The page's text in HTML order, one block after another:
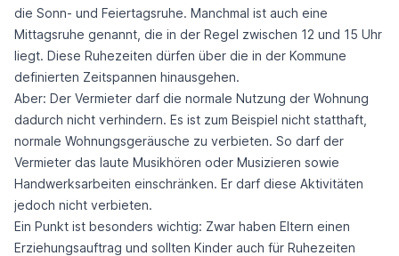
die Sonn- und Feiertagsruhe. Manchmal ist auch eine
Mittagsruhe genannt, die in der Regel zwischen 12 und 15 Uhr
liegt. Diese Ruhezeiten dürfen über die in der Kommune
definierten Zeitspannen hinausgehen.
Aber: Der Vermieter darf die normale Nutzung der Wohnung
dadurch nicht verhindern. Es ist zum Beispiel nicht statthaft,
normale Wohnungsgeräusche zu verbieten. So darf der
Vermieter das laute Musikhören oder Musizieren sowie
Handwerksarbeiten einschränken. Er darf diese Aktivitäten
jedoch nicht verbieten.
Ein Punkt ist besonders wichtig: Zwar haben Eltern einen
Erziehungsauftrag und sollten Kinder auch für Ruhezeiten